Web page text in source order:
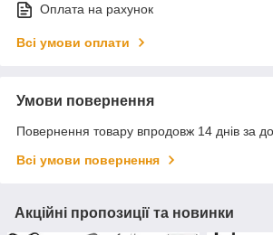
Оплата на рахунок
Всі умови оплати
Умови повернення
Повернення товару впродовж 14 днів за
Всі умови повернення
Акційні пропозиції та новинки